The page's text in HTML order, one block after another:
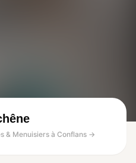
& Menuisiers à Conflans →